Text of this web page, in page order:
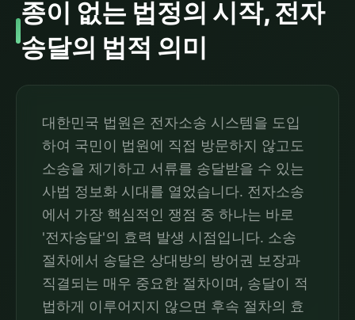
종이 없는 법정의 시작, 전자
송달의 법적 의미
대한민국 법원은 전자소송 시스템을 도입
하여 국민이 법원에 직접 방문하지 않고도
소송을 제기하고 서류를 송달받을 수 있는
사법 정보화 시대를 열었습니다. 전자소송
에서 가장 핵심적인 쟁점 중 하나는 바로
'전자송달'의 효력 발생 시점입니다. 소송
절차에서 송달은 상대방의 방어권 보장과
직결되는 매우 중요한 절차이며, 송달이 적
법하게 이루어지지 않으면 후속 절차의 효